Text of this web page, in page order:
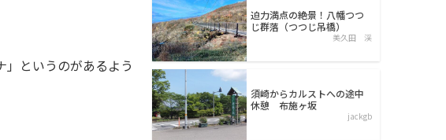
というのがあるよう
迫力満点の絶景！八幡つつ
じ群落（つつじ吊橋）
美久田 渓
須崎からカルストへの途中
休憩 布施ヶ坂
jackgb